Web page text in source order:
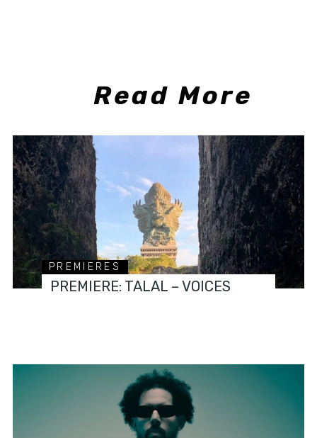
Read More
PREMIERES
PREMIERE: TALAL – VOICES